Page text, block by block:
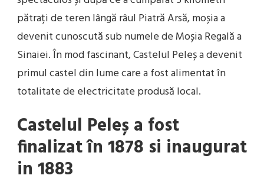
pătrați de teren lângă râul Piatră Arsă, moșia a
devenit cunoscută sub numele de Moșia Regală a
Sinaiei. În mod fascinant, Castelul Peleș a devenit
primul castel din lume care a fost alimentat în
totalitate de electricitate produsă local.
Castelul Peleș a fost
finalizat în 1878 si inaugurat
in 1883